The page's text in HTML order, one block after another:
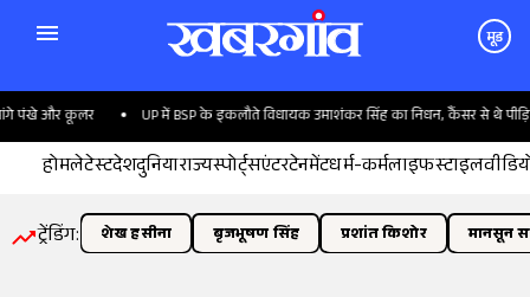
मूड
पंखे और कूलर UP में BSP के इकलौते विधायक उमाशंकर सिंह का निधन, कैंसर से थे पीड़ित
होमलेटेस्टदेशदुनियाराज्यस्पोर्ट्सएंटरटेनमेंटधर्म-कर्मलाइफस्टाइल
ट्रेंडिंग: शेख हसीना बृजभूषण सिंह प्रशांत किशोर मानसून